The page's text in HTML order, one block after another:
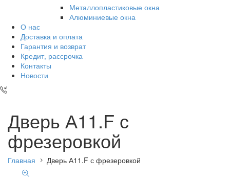
Металлопластиковые окна
Алюминиевые окна
О нас
Доставка и оплата
Гарантия и возврат
Кредит, рассрочка
Контакты
Новости
Дверь А11.F с
фрезеровкой
Главная Дверь А11.F с фрезеровкой